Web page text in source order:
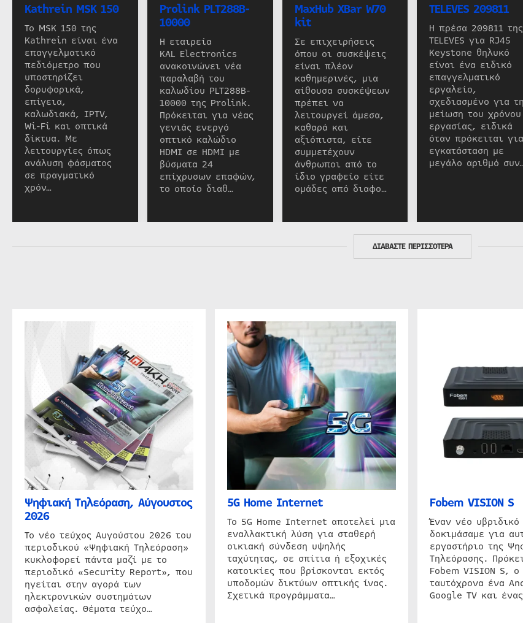
Kathrein MSK 150
Το MSK 150 της
Kathrein είναι ένα
επαγγελματικό
πεδιόμετρο που
υποστηρίζει
δορυφορικά,
επίγεια,
καλωδιακά, IPTV,
Wi-Fi και οπτικά
δίκτυα. Με
λειτουργίες όπως
ανάλυση φάσματος
σε πραγματικό
χρόν…
Prolink PLT288B-
10000
Η εταιρεία
KAL Electronics
ανακοινώνει νέα
παραλαβή του
καλωδίου PLT288B-
10000 της Prolink.
Πρόκειται για νέας
γενιάς ενεργό
οπτικό καλώδιο
HDMI σε HDMI με
βύσματα 24
επίχρυσων επαφών,
το οποίο διαθ…
MaxHub XBar W70
kit
Σε επιχειρήσεις
όπου οι συσκέψεις
είναι πλέον
καθημερινές, μια
αίθουσα συσκέψεων
πρέπει να
λειτουργεί άμεσα,
καθαρά και
αξιόπιστα, είτε
συμμετέχουν
άνθρωποι από το
ίδιο γραφείο είτε
ομάδες από διαφο…
TELEVES 209811
Η πρέσα 209811 της
TELEVES για RJ45
Keystone θηλυκό
είναι ένα ειδικό
επαγγελματικό
εργαλείο,
σχεδιασμένο για τη
μείωση του χρόνου
εργασίας, ειδικά
όταν πρόκειται για
εγκατάσταση με
μεγάλο αριθμό
ΔΙΑΒΑΣΤΕ ΠΕΡΙΣΣΟΤΕΡΑ
Ψηφιακή Τηλεόραση, Αύγουστος
2026
Το νέο τεύχος Αυγούστου 2026 του
περιοδικού «Ψηφιακή Τηλεόραση»
κυκλοφορεί πάντα μαζί με το
περιοδικό «Security Report», που
ηγείται στην αγορά των
ηλεκτρονικών συστημάτων
ασφαλείας. Θέματα τεύχο…
5G Home Internet
Το 5G Home Internet αποτελεί μια
εναλλακτική λύση για σταθερή
οικιακή σύνδεση υψηλής
ταχύτητας, σε σπίτια ή εξοχικές
κατοικίες που βρίσκονται εκτός
υποδομών δικτύων οπτικής ίνας.
Σχετικά προγράμματα…
Fobem VISION S
Έναν νέο υβριδικό
δοκιμάσαμε για
εργαστήριο της
Τηλεόρασης.
Fobem VISION S, ο
ταυτόχρονα ένα
Google TV και